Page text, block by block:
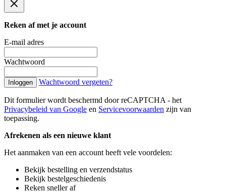
Reken af met je account
E-mail adres
Wachtwoord
Inloggen Wachtwoord vergeten?
Dit formulier wordt beschermd door reCAPTCHA - het
Privacybeleid van Google en Servicevoorwaarden zijn van
toepassing.
Afrekenen als een nieuwe klant
Het aanmaken van een account heeft vele voordelen:
Bekijk bestelling en verzendstatus
Bekijk bestelgeschiedenis
Reken sneller af